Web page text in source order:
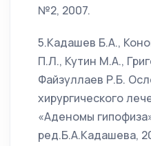
№2, 2007.
5.Кадашев Б.А.,
П.Л., Кутин М.А.,
Файзуллаев Р.Б.
хирургического
«Аденомы
ред.Б.А.Кадашева,